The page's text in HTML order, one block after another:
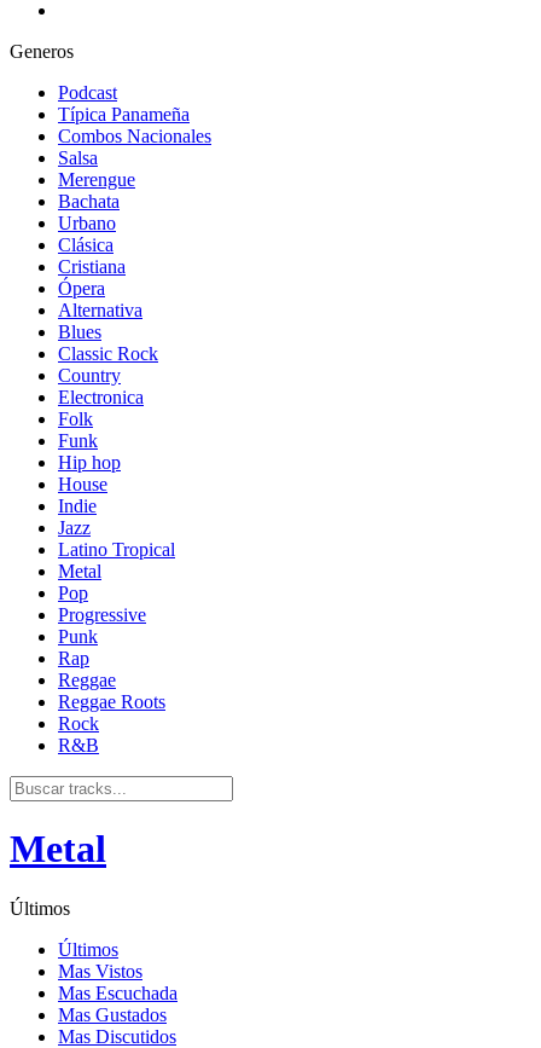
Generos
Podcast
Típica Panameña
Combos Nacionales
Salsa
Merengue
Bachata
Urbano
Clásica
Cristiana
Ópera
Alternativa
Blues
Classic Rock
Country
Electronica
Folk
Funk
Hip hop
House
Indie
Jazz
Latino Tropical
Metal
Pop
Progressive
Punk
Rap
Reggae
Reggae Roots
Rock
R&B
Metal
Últimos
Últimos
Mas Vistos
Mas Escuchada
Mas Gustados
Mas Discutidos